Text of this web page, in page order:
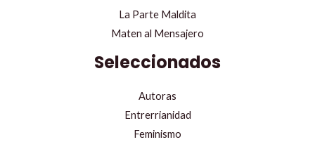
La Parte Maldita
Maten al Mensajero
Seleccionados
Autoras
Entrerrianidad
Feminismo